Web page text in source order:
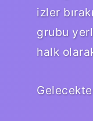
izler
grubu
halk